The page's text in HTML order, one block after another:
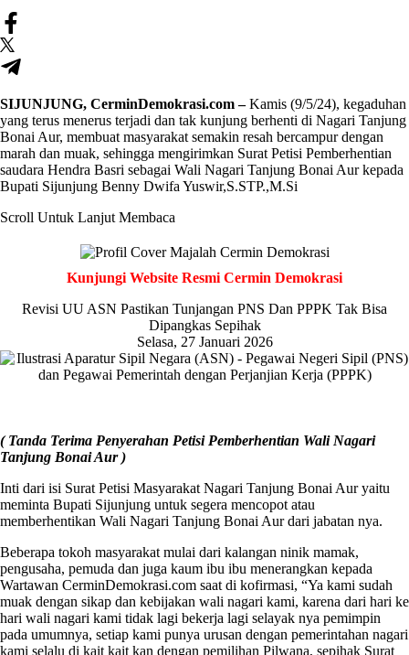
SIJUNJUNG, CerminDemokrasi.com –Kamis (9/5/24), kegaduhan
yang terus menerus terjadi dan tak kunjung berhenti di Nagari Tanjung
Bonai Aur, membuat masyarakat semakin resah bercampur dengan
marah dan muak, sehingga mengirimkan Surat Petisi Pemberhentian
saudara Hendra Basri sebagai Wali Nagari Tanjung Bonai Aurkepada
Bupati Sijunjung Benny Dwifa Yuswir,S.STP.,M.Si
Scroll Untuk Lanjut Membaca
Kunjungi Website Resmi Cermin Demokrasi
Revisi UU ASN Pastikan Tunjangan PNS Dan PPPK Tak Bisa
Dipangkas Sepihak
Selasa, 27 Januari 2026
( Tanda Terima Penyerahan Petisi Pemberhentian Wali Nagari
Tanjung Bonai Aur )
Inti dari isi Surat Petisi Masyarakat Nagari Tanjung Bonai Aur yaitu
meminta Bupati Sijunjung untuk segera mencopot atau
memberhentikan Wali Nagari Tanjung Bonai Aur dari jabatan nya.
Beberapa tokoh masyarakat mulai dari kalangan ninik mamak,
pengusaha, pemuda dan juga kaum ibu ibu menerangkan kepada
Wartawan CerminDemokrasi.com saat di kofirmasi, “Ya kami sudah
muak dengan sikap dan kebijakan wali nagari kami, karena dari hari ke
hari wali nagari kami tidak lagi bekerja lagi selayak nya pemimpin
pada umumnya, setiap kami punya urusan dengan pemerintahan nagari
kami selalu di kait kait kan dengan pemilihan Pilwana, sepihak Surat